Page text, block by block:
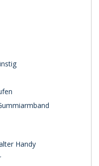
Handy